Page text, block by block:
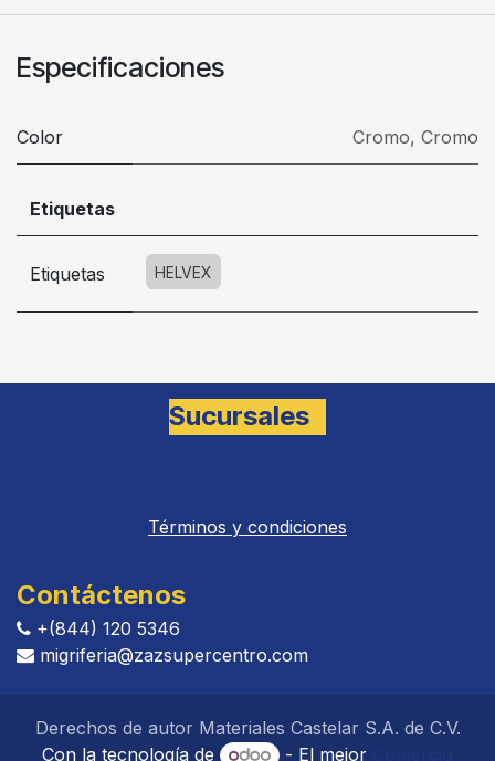
Especificaciones
Color Cromo, Cromo
Etiquetas
Etiquetas HELVEX
Sucursales
Términos y condiciones
Contáctenos
+(844) 120 5346
migriferia@zazsupercentro.com​​​​​​
Derechos de autor Materiales Castelar S.A. de C.V.
Con la tecnología de
- El mejor